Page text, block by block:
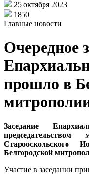
25 октября 2023
1850
Главные новости
Очередное
прошло в
Заседание
Белгородской
Участие в заседании